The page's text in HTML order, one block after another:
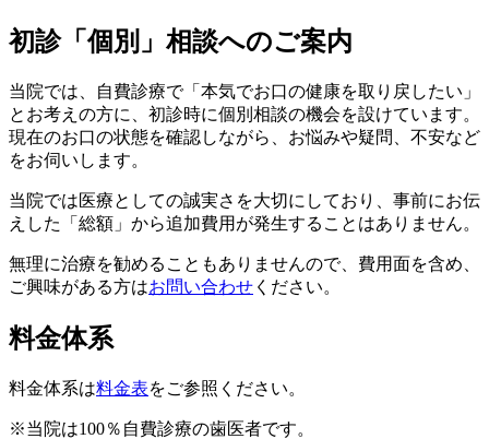
初診「個別」相談へのご案内
当院では、自費診療で「本気でお口の健康を取り戻したい」
とお考えの方に、初診時に個別相談の機会を設けています。
現在のお口の状態を確認しながら、お悩みや疑問、不安など
をお伺いします。
当院では医療としての誠実さを大切にしており、事前にお伝
えした「総額」から追加費用が発生することはありません。
無理に治療を勧めることもありませんので、費用面を含め、
ご興味がある方はお問い合わせ ください。
料金体系
料金体系は料金表をご参照ください。
※当院は100％自費診療の歯医者です。